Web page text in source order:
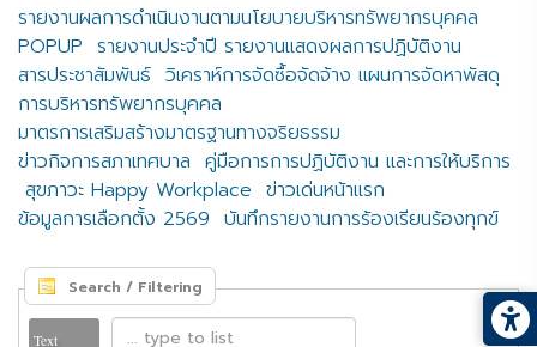
รายงานผลการดำเนินงานตามนโยบายบริหารทรัพยากรบุคคล
POPUP รายงานประจำปี รายงานแสดงผลการปฏิบัติงาน
สารประชาสัมพันธ์ วิเคราห์การจัดซื้อจัดจ้าง แผนการจัดหาพัสดุ
การบริหารทรัพยากรบุคคล
มาตรการเสริมสร้างมาตรฐานทางจริยธรรม
ข่าวกิจการสภาเทศบาล คู่มือการการปฏิบัติงาน และการให้บริการ
สุขภาวะ Happy Workplace ข่าวเด่นหน้าแรก
ข้อมูลการเลือกตั้ง 2569 บันทึกรายงานการร้องเรียนร้องทุกข์
Search / Filtering
Text